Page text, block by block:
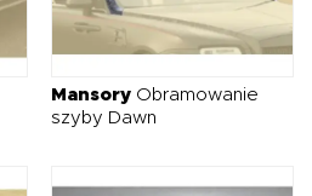
Mansory Obramowanie
szyby Dawn